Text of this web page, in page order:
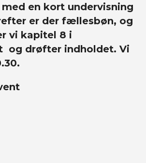
en kort undervisning
er der fællesbøn, og
vi kapitel 8 i
og drøfter indholdet. Vi